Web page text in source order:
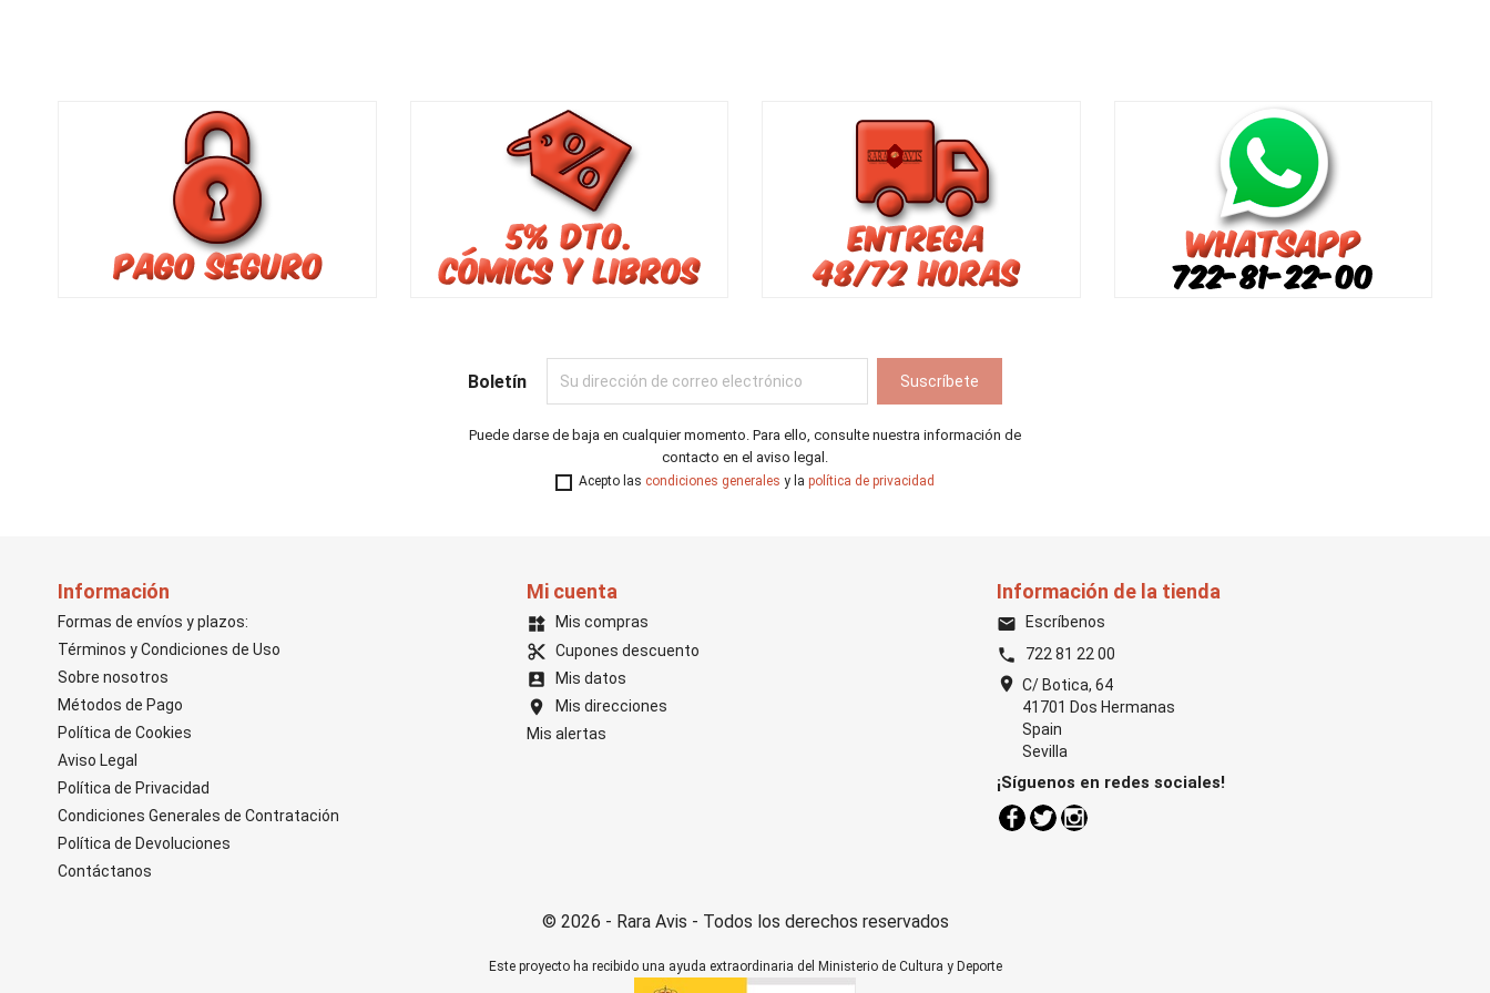
Boletín
Puede darse de baja en cualquier momento. Para ello, consulte nuestra información de
contacto en el aviso legal.
Acepto las condiciones generales y la política de privacidad
Información
Formas de envíos y plazos:
Términos y Condiciones de Uso
Sobre nosotros
Métodos de Pago
Política de Cookies
Aviso Legal
Política de Privacidad
Condiciones Generales de Contratación
Política de Devoluciones
Contáctanos
Mi cuenta
widgets Mis compras
content_cut Cupones descuento
account_box Mis datos
location_on
Mis direcciones
Mis alertas
Información de la tienda
email Escríbenos
phone 722 81 22 00
location_on C/ Botica, 64
41701 Dos Hermanas
Spain
Sevilla
¡Síguenos en redes sociales!
Facebook
TwitterInstagram
© 2026 - Rara Avis - Todos los derechos reservados
Este proyecto ha recibido una ayuda extraordinaria del Ministerio de Cultura y Deporte